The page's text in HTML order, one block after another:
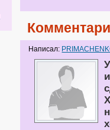
Написал: